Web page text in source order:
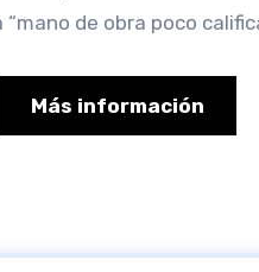
de obra poco
Más información